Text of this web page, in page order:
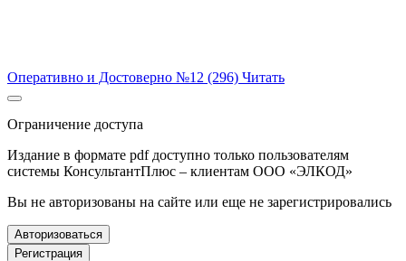
Оперативно и Достоверно №12 (296) Читать
Ограничение доступа
Издание в формате pdf доступно только пользователям
системы КонсультантПлюс – клиентам ООО «ЭЛКОД»
Вы не авторизованы на сайте или еще не зарегистрировались
Авторизоваться
Регистрация